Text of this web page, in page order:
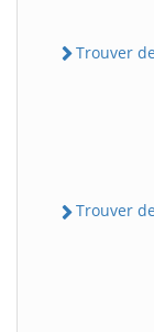
Trouver
Trouver